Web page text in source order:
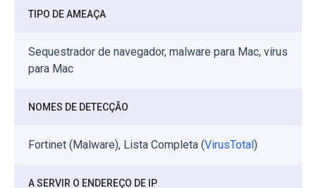
TIPO DE AMEAÇA
Sequestrador de navegador, malware para Mac, vírus
para Mac
NOMES DE DETECÇÃO
Fortinet (Malware), Lista Completa (VirusTotal)
A SERVIR O ENDEREÇO DE IP